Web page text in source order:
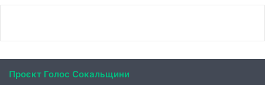
Проєкт Голос Сокальщини